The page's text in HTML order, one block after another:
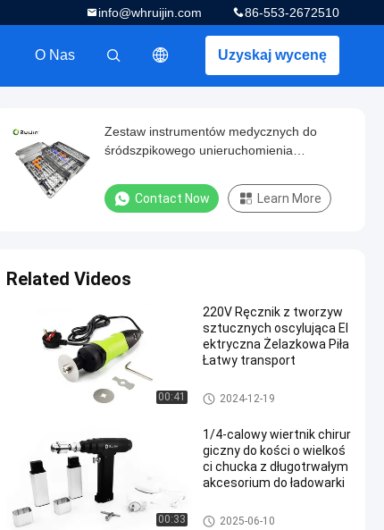
86-553-2672510
info@whruijin.com
Uzyskaj wycenę
O Nas
Zestaw instrumentów medycznych do
śródszpikowego unieruchomienia
Contact Now Learn More
Related Videos
00:41
220V Ręcznik z tworzyw
sztucznych oscylująca El
ektryczna Żelazkowa Piła
Łatwy transport
Elektryczna piła do gipsu
2024-12-19
00:33
1/4-calowy wiertnik chirur
giczny do kości o wielkoś
ci chucka z długotrwałym
akcesorium do ładowarki
Wiertło chirurgiczne do kości
2025-06-10